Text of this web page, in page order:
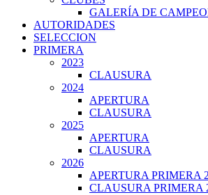
GALERÍA DE
AUTORIDADES
SELECCION
PRIMERA
2023
CLAUSURA
2024
APERTURA
CLAUSURA
2025
APERTURA
CLAUSURA
2026
APERTURA PRIMERA
CLAUSURA PRIMERA